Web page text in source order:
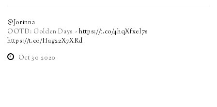
@Jorinna
OOTD: Golden Days - https://t.co/4hqXfxel7s
https://t.co/Hag22X7XRd
Oct 30 2020